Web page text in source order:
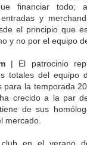
financiar todo;
y
el principio que
y no por el equipo
| El patrocinio
totales del equipo
para la temporada
crecido a la par
de sus
mercado.